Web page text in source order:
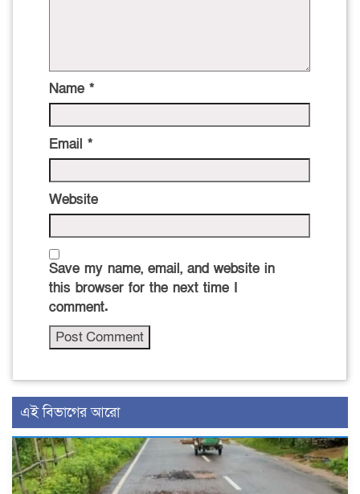
Name *
Email *
Website
Save my name, email, and website in
this browser for the next time I
comment.
এই বিভাগের আরো